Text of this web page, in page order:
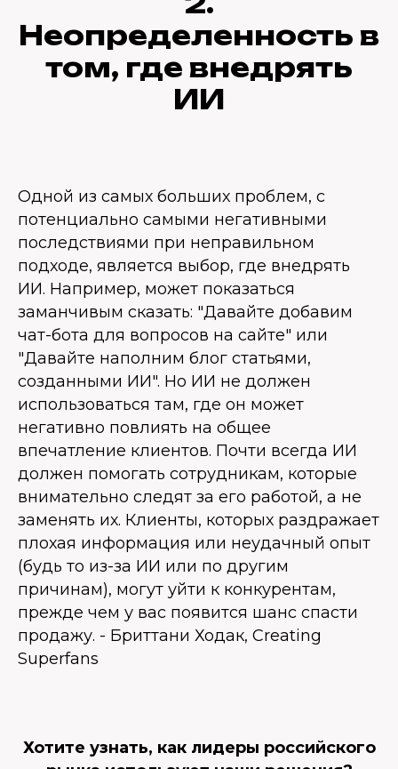
Неопределенность в
том, где внедрять
ИИ
Одной из самых больших проблем, с
потенциально самыми негативными
последствиями при неправильном
подходе, является выбор, где внедрять
ИИ. Например, может показаться
заманчивым сказать: "Давайте добавим
чат-бота для вопросов на сайте" или
"Давайте наполним блог статьями,
созданными ИИ". Но ИИ не должен
использоваться там, где он может
негативно повлиять на общее
впечатление клиентов. Почти всегда ИИ
должен помогать сотрудникам, которые
внимательно следят за его работой, а не
заменять их. Клиенты, которых раздражает
плохая информация или неудачный опыт
(будь то из-за ИИ или по другим
причинам), могут уйти к конкурентам,
прежде чем у вас появится шанс спасти
продажу. - Бриттани Ходак, Creating
Superfans
Хотите узнать, как лидеры российского